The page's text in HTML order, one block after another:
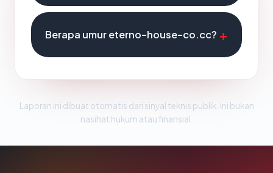
Berapa umur eterno-house-co.cc?
Laporan ini dibuat otomatis dari sinyal teknis publik. Ini bukan
nasihat hukum atau finansial.